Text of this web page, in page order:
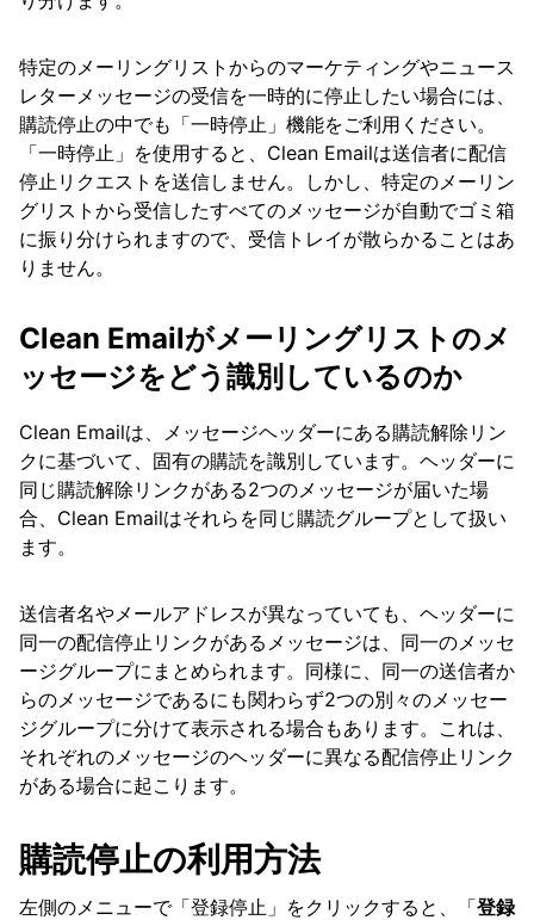
Frequently Asked Questions
Questions
特定のメーリングリストからのマーケティングやニュース
レターメッセージの受信を一時的に停止したい場合には、
購読停止の中でも「一時停止」機能をご利用ください。
「一時停止」を使用すると、Clean Emailは送信者に配信
停止リクエストを送信しません。しかし、特定のメーリン
グリストから受信したすべてのメッセージが自動でゴミ箱
に振り分けられますので、受信トレイが散らかることはあ
りません。
Clean Emailがメーリングリストのメ
ッセージをどう識別しているのか
Clean Emailは、メッセージヘッダーにある購読解除リン
クに基づいて、固有の購読を識別しています。ヘッダーに
同じ購読解除リンクがある2つのメッセージが届いた場
合、Clean Emailはそれらを同じ購読グループとして扱い
ます。
送信者名やメールアドレスが異なっていても、ヘッダーに
同一の配信停止リンクがあるメッセージは、同一のメッセ
ージグループにまとめられます。同様に、同一の送信者か
らのメッセージであるにも関わらず2つの別々のメッセー
ジグループに分けて表示される場合もあります。これは、
それぞれのメッセージのヘッダーに異なる配信停止リンク
がある場合に起こります。
購読停止の利用方法
左側のメニューで「登録停止」をクリックすると、「登録